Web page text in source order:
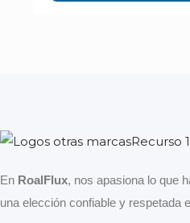
En RoalFlux, nos apasiona lo que
una elección confiable y respetada